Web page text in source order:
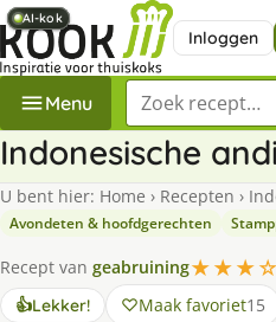
Inloggen
Menu Zoek een recept
Indonesische
U bent hier: Home › Recepten ›
Avondeten & hoofdgerechten
Recept van geabruining
👍Lekker! Maak favoriet15
AI-kok
AI-kok
AI-kok
AI-kok